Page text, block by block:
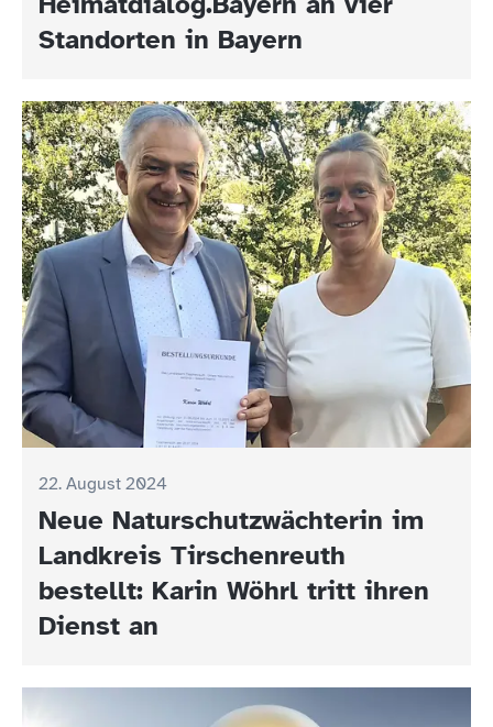
Standorten in Bayern
22. August 2024
Neue Naturschutzwächterin im
Landkreis Tirschenreuth
bestellt: Karin Wöhrl tritt ihren
Dienst an